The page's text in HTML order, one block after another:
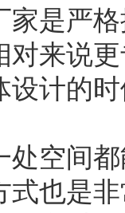
家是严
对来说
设计的
间都
式也是